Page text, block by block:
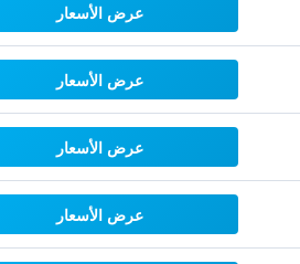
عرض الأسعار
عرض الأسعار
عرض الأسعار
عرض الأسعار